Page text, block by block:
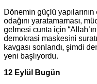
Dönemin güçlü
odağını yaratamaması,
gelmesi cunta için
demokrasi maskesini
kavgası sonlandı, şimdi
yeni başlıyordu.
12 Eylül Bugün